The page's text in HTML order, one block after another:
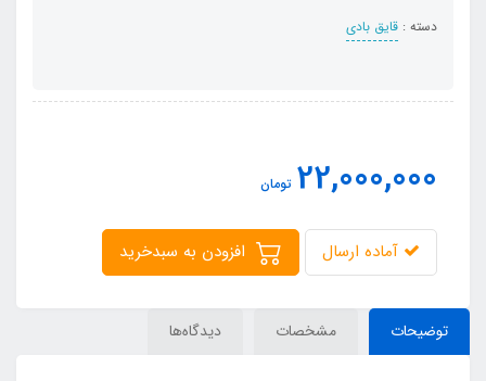
دسته : قایق بادی
22,000,000 تومان
آماده ارسال
توضیحات مشخصات دیدگاه‌ها